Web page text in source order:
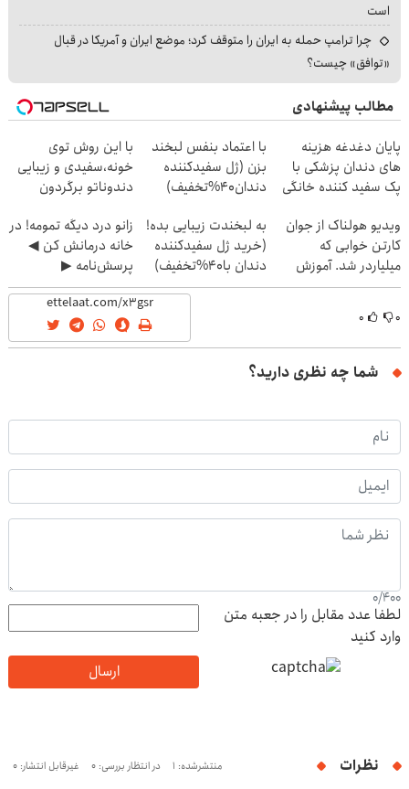
است
چرا ترامپ حمله به ایران را متوقف کرد؛ موضع ایران و آمریکا در قبال
«توافق» چیست؟
مطالب پیشنهادی
پایان دغدغه هزینه
های دندان پزشکی با
پک سفید کننده خانگی
با اعتماد بنفس لبخند
بزن (ژل سفیدکننده
دندان40%تخفیف)
با این روش توی
خونه،سفیدی و زیبایی
دندوناتو برگردون
ویدیو هولناک از جوان
کارتن خوابی که
میلیاردر شد. آموزش
رایگان
به لبخندت زیبایی بده!
(خرید ژل سفیدکننده
دندان با40%تخفیف)
زانو درد دیگه تمومه! در
خانه درمانش کن ◀
پرسش‌نامه ▶
۰ ۰
شما چه نظری دارید؟
0/400
لطفا عدد مقابل را در جعبه متن
وارد کنید
ارسال
نظرات منتشرشده: 1 در انتظار بررسی: 0 غیرقابل انتشار: 0